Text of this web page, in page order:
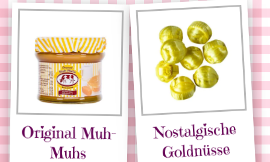
Original Muh-
Muhs
Brotaufstrich, Nostalgische
Goldnüsse